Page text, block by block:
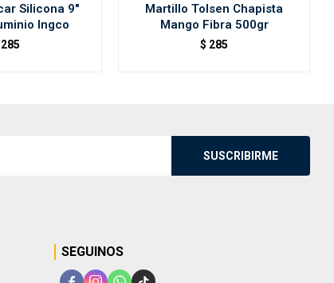
Silicona 9"
Ingco
285
Martillo Tolsen Chapista
Mango Fibra 500gr
$ 285
SUSCRIBIRME
SEGUINOS